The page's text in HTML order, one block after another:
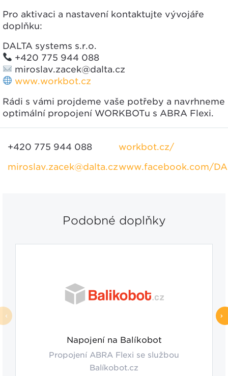
Pro aktivaci a nastavení kontaktujte vývojáře
doplňku:
DALTA systems s.r.o.
+420 775 944 088
miroslav.zacek@dalta.cz
www.workbot.cz
Rádi s vámi projdeme vaše potřeby a navrhneme
optimální propojení WORKBOTu s ABRA Flexi.
+420 775 944 088
miroslav.zacek@dalta.cz
workbot.cz/
www.facebook.com/
Podobné doplňky
Napojení na Balíkobot
Propojení ABRA Flexi se službou
Balíkobot.cz